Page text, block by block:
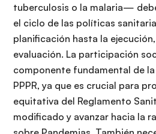
tuberculosis o la malaria—
el ciclo de las políticas
planificación hasta la
evaluación. La participación
componente fundamental de
PPPR, ya que es crucial para
equitativa del Reglamento
modificado y avanzar hacia la